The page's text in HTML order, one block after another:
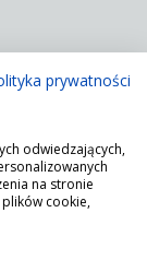
prywatności
odwiedzających,
na stronie
cookie,